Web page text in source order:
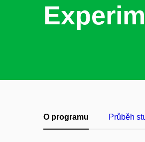
O programu Průběh